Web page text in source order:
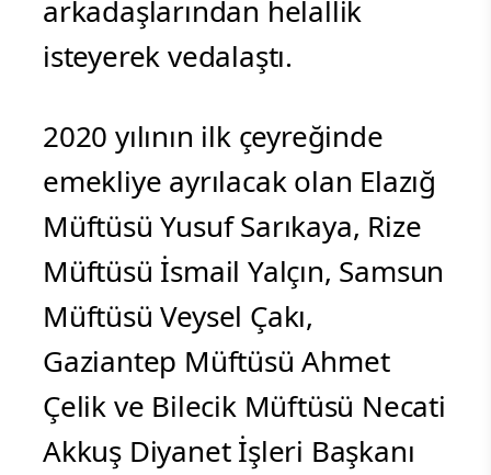
arkadaşlarından helallik
isteyerek vedalaştı.
2020 yılının ilk çeyreğinde
emekliye ayrılacak olan Elazığ
Müftüsü Yusuf Sarıkaya, Rize
Müftüsü İsmail Yalçın, Samsun
Müftüsü Veysel Çakı,
Gaziantep Müftüsü Ahmet
Çelik ve Bilecik Müftüsü Necati
Akkuş Diyanet İşleri Başkanı